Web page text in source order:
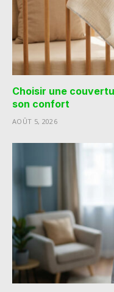
Choisir une
son confort
AOÛT 5, 2026